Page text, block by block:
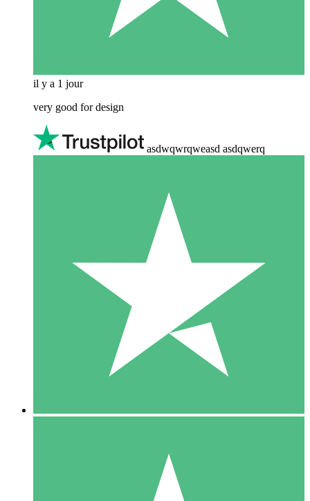
il y a 1 jour
very good for design
asdwqwrqweasd asdqwerq